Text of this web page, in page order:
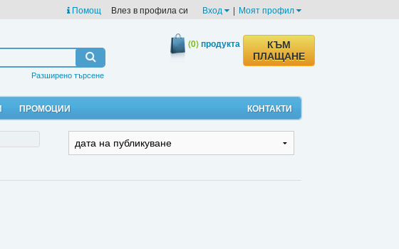
Помощ Влез в профила си Вход | Моят профил
Разширено търсене
(0)продукта
КЪМ
ПЛАЩАНЕ
ПРОМОЦИИ КОНТАКТИ